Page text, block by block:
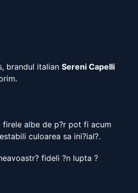
brandul italian Sereni Capelli
firele albe de p?r pot fi acum
culoarea sa ini?ial?.
fideli ?n lupta ?